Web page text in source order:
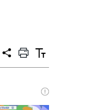
공
프
트
텍
트